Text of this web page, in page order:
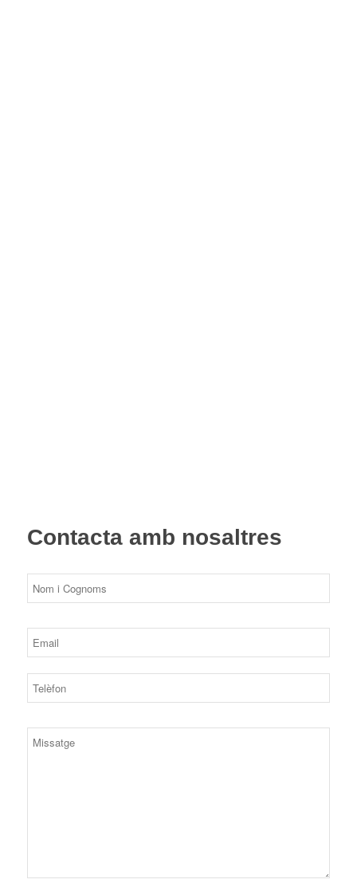
Contacta amb nosaltres